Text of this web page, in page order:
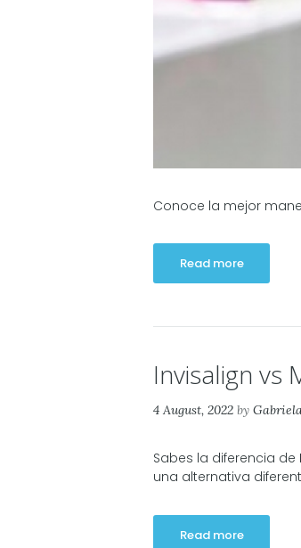
Conoce la mejor
Read more
Invisalign vs
4 August, 2022 by
Sabes la diferencia
una alternativa
Read more